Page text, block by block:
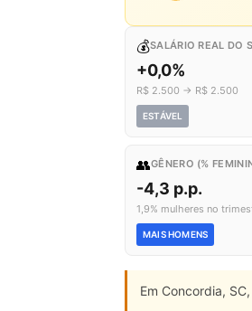
💰SALÁRIO REAL DO
+0,0%
R$ 2.500 → R$ 2.500
ESTÁVEL
👥GÊNERO (%
-4,3 p.p.
1,9% mulheres no
MAIS HOMENS
Em Concordia,